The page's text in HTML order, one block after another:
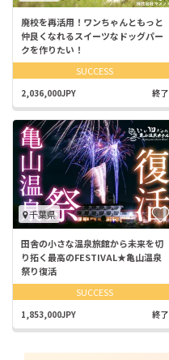
廃校を再活用！ワンちゃんともっと
仲良くなれるスイーツなドッグパー
クを作りたい！
SUCCESS
2,036,000JPY 終了
千葉県
田舎の小さな温泉旅館から未来を切
り拓く最高のFESTIVAL★亀山温泉
祭り復活
SUCCESS
1,853,000JPY 終了